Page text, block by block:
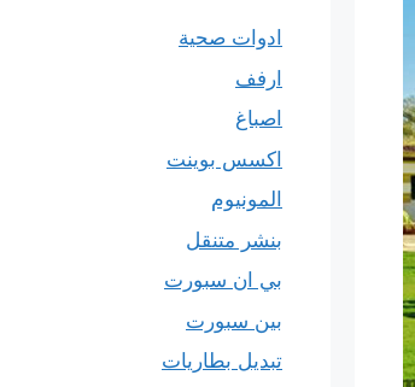
ادوات صحية
ارفف
اصباغ
اكسس بوينت
المونيوم
بنشر متنقل
بي ان سبورت
بين سبورت
تبديل بطاريات